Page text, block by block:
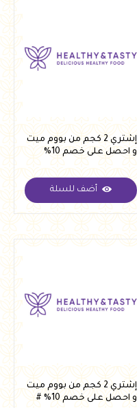
إشتري 2 كجم من بووم ميت
و احصل على خصم 10%
أضف للسلة
إشتري 2 كجم من بووم ميت
و احصل على خصم 10% #